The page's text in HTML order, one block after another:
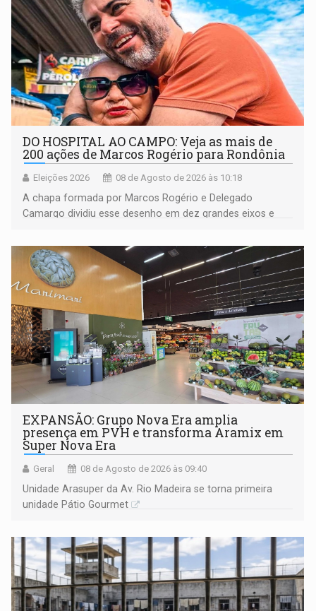
DO HOSPITAL AO CAMPO: Veja as mais de
200 ações de Marcos Rogério para Rondônia
Eleições 2026 08 de Agosto de 2026 às 10:18
A chapa formada por Marcos Rogério e Delegado
Camargo dividiu esse desenho em dez grandes eixos e
EXPANSÃO: Grupo Nova Era amplia
presença em PVH e transforma Aramix em
Super Nova Era
Geral 08 de Agosto de 2026 às 09:40
Unidade Arasuper da Av. Rio Madeira se torna primeira
unidade Pátio Gourmet